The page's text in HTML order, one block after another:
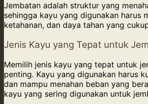
Jembatan adalah struktur yang
sehingga kayu yang digunakan harus
ketahanan, dan daya tahan yang
Jenis Kayu yang Tepat untuk
Memilih jenis kayu yang tepat untuk
penting. Kayu yang digunakan harus
dan mampu menahan beban yang
kayu yang sering digunakan untuk